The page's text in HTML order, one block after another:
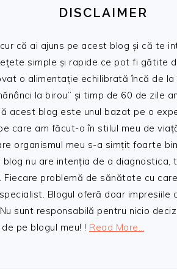
DISCLAIMER
că ai ajuns pe acest blog și că te
simple și rapide ce pot fi gătite
o alimentație echilibrată încă de
la birou” și timp de 60 de zile
acest blog este unul bazat pe o
care am făcut-o în stilul meu de
organismul meu s-a simțit foarte
blog nu are intenția de a diagnostica,
Fiecare problemă de sănătate cu
Blogul oferă doar impresiile
sunt responsabilă pentru nicio
pe blogul meu! ! Read More…